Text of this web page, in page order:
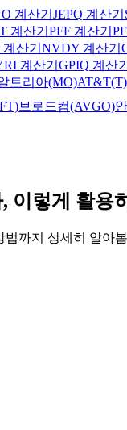
계산기 JEPQ 계산기
계산기 PFF 계산기
계산기 NVDY 계산기
계산기 GPIQ 계산기
트리아(MO)AT&T(T)
브로드컴(AVGO)
이렇게 활용
법까지 상세히 알아